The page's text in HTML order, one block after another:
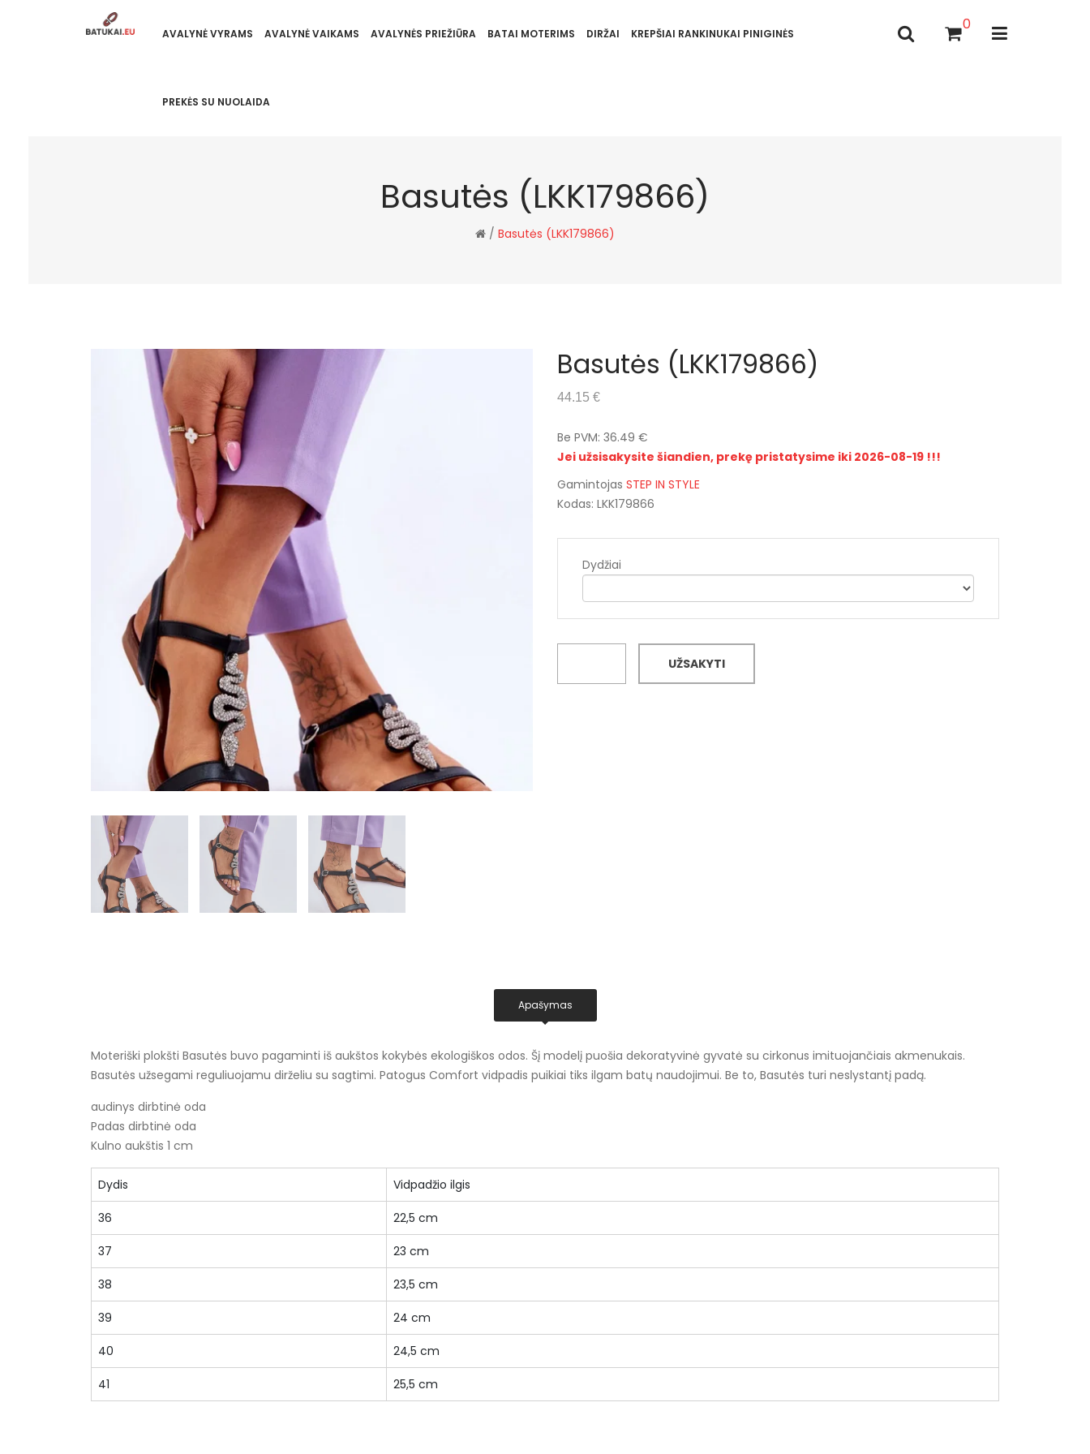
AVALYNĖ VYRAMS AVALYNĖ VAIKAMS AVALYNĖS PRIEŽIŪRA BATAI MOTERIMS DIRŽAI KREPŠIAI RANKINUKAI PINIGINĖS
PREKĖS SU NUOLAIDA
0
Basutės (LKK179866)
/ Basutės (LKK179866)
Basutės (LKK179866)
44.15 €
Be PVM: 36.49 €
Jei užsisakysite šiandien, prekę pristatysime iki 2026-08-19 !!!
Gamintojas STEP IN STYLE
Kodas: LKK179866
Dydžiai
UŽSAKYTI
Apašymas
Moteriški plokšti Basutės buvo pagaminti iš aukštos kokybės ekologiškos odos. Šį modelį puošia dekoratyvinė gyvatė su cirkonus imituojančiais akmenukais.
Basutės užsegami reguliuojamu dirželiu su sagtimi. Patogus Comfort vidpadis puikiai tiks ilgam batų naudojimui. Be to, Basutės turi neslystantį padą.
audinys dirbtinė oda
Padas dirbtinė oda
Kulno aukštis 1 cm
Dydis Vidpadžio ilgis
36 22,5 cm
37 23 cm
38 23,5 cm
39 24 cm
40 24,5 cm
41 25,5 cm